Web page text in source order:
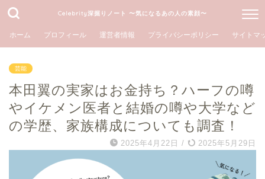
Celebrity深掘りノート 〜気になるあの人の素顔〜
ホーム プロフィール 運営者情報 プライバシーポリシー サイトマ
芸能
本田翼の実家はお金持ち？ハーフの噂
やイケメン医者と結婚の噂や大学など
の学歴、家族構成についても調査！
2025年4月22日 / 2025年5月29日